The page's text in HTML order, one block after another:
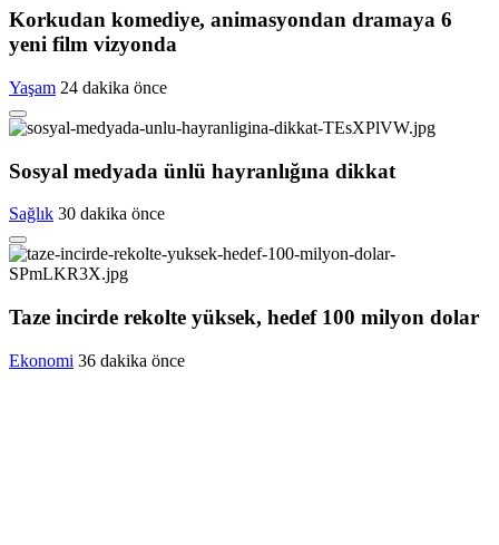
Korkudan komediye, animasyondan dramaya 6
yeni film vizyonda
Yaşam 24 dakika önce
Sosyal medyada ünlü hayranlığına dikkat
Sağlık 30 dakika önce
Taze incirde rekolte yüksek, hedef 100 milyon dolar
Ekonomi 36 dakika önce